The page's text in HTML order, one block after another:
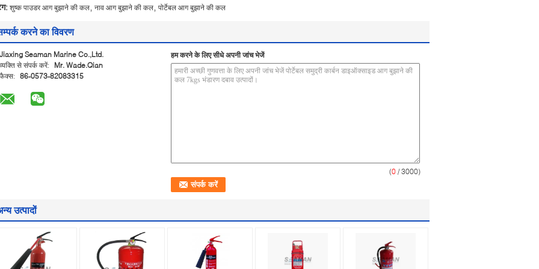
शुष्क पाउडर आग बुझाने की कल नाव आग बुझाने की कल पोर्टेबल आग बुझाने की कल
करने का विवरण
Jiaxing Seaman Marine Co.,Ltd.
व्यक्ति से संपर्क करें:
Mr. Wade.Qian
फैक्स: 86-0573-82083315
हम करने के लिए सीधे अपनी जांच भेजें
(0 / 3000)
उत्पादों